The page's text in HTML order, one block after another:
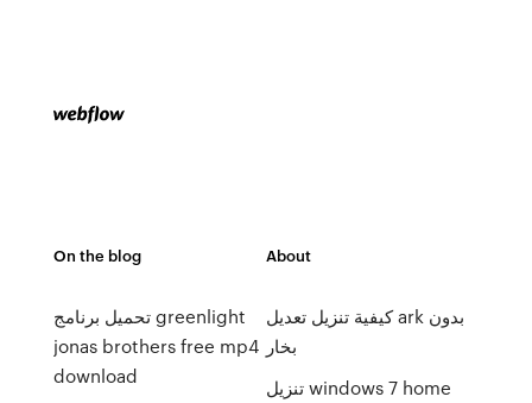
On the blog
تحميل برنامج greenlight
jonas brothers free mp4
download
About
كيفية تنزيل تعديل ark بدون
بخار
تنزيل windows 7 home